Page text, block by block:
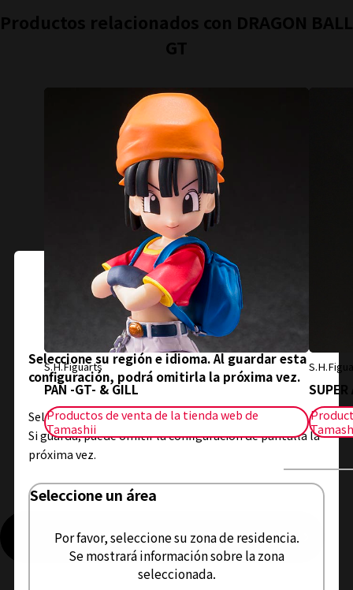
Productos relacionados con DRAGON BALL
GT
S.H.Figuarts
PAN -GT- & GILL
Productos de venta de la tienda web de
Tamashii
SUPER
Ver más productos relacionados
Selección de área e idioma
Seleccione su región e idioma. Al guardar esta
configuración, podrá omitirla la próxima vez.
Seleccione el área en la que vive y su idioma.
Si guarda, puede omitir la configuración de pantalla la
próxima vez.
Seleccione un área
Por favor, seleccione su zona de residencia.
Se mostrará información sobre la zona
seleccionada.